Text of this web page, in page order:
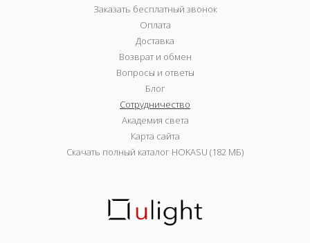
Заказать бесплатный звонок
Оплата
Доставка
Возврат и обмен
Вопросы и ответы
Блог
Сотрудничество
Академия света
Карта сайта
Скачать полный каталог HOKASU (182 МБ)